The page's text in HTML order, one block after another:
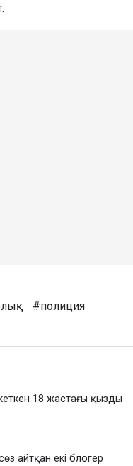
#полиция
18 жастағы қызды
айтқан екі блогер